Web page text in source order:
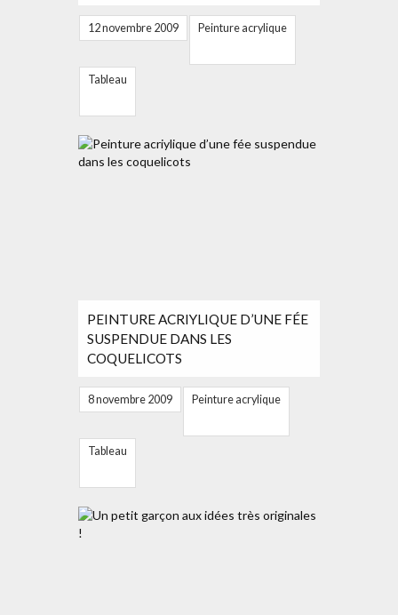
12 novembre 2009 Peinture acrylique
Tableau
PEINTURE ACRIYLIQUE D’UNE FÉE
SUSPENDUE DANS LES
COQUELICOTS
8 novembre 2009 Peinture acrylique
Tableau